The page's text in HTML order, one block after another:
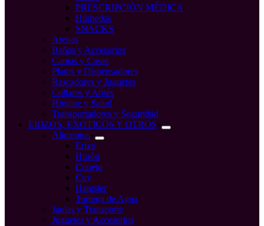
PRESCRIPCIÓN MÉDICA
Húmedos
SNACKS
Arenas
Baños y Accesorios
Camas y Casas
Platos y Dispensadores
Rascadores y Juguetes
Collares y Arnés
Higiene y Salud
Transportadores y Seguridad
ERIZOS, EXOTICOS Y OTROS
Alimentos
Erizo
Hurón
Conejo
Cuy
Hamster
Tortuga de Agua
Jaulas y Transporte
Juguetes y Accesorios